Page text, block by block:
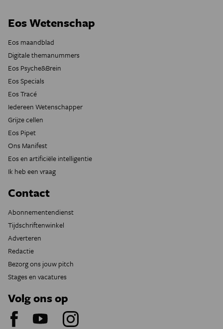
Eos Wetenschap
Eos maandblad
Digitale themanummers
Eos Psyche&Brein
Eos Specials
Eos Tracé
Iedereen Wetenschapper
Grijze cellen
Eos Pipet
Ons Manifest
Eos en artificiële intelligentie
Ik heb een vraag
Contact
Abonnementendienst
Tijdschriftenwinkel
Adverteren
Redactie
Bezorg ons jouw pitch
Stages en vacatures
Volg ons op